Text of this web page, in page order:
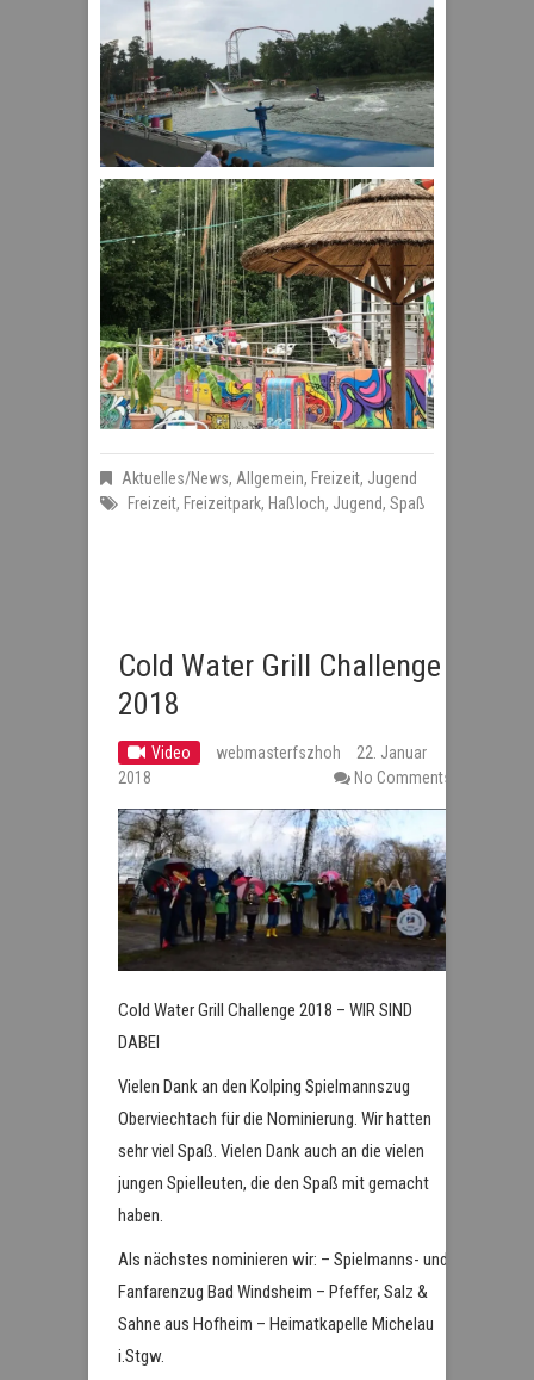
Aktuelles/News, Allgemein, Freizeit, Jugend
Freizeit, Freizeitpark, Haßloch, Jugend, Spaß
Cold Water Grill Challenge
2018
Video webmasterfszhoh
22. Januar
2018
No Comments
Cold Water Grill Challenge 2018 – WIR SIND
DABEI
Vielen Dank an den Kolping Spielmannszug
Oberviechtach für die Nominierung. Wir hatten
sehr viel Spaß. Vielen Dank auch an die vielen
jungen Spielleuten, die den Spaß mit gemacht
haben.
Als nächstes nominieren wir: – Spielmanns- und
Fanfarenzug Bad Windsheim – Pfeffer, Salz &
Sahne aus Hofheim – Heimatkapelle Michelau
i.Stgw.